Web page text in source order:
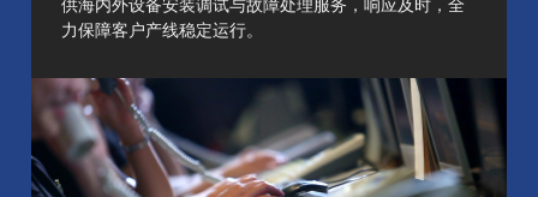
力保障客户产线稳定运行。